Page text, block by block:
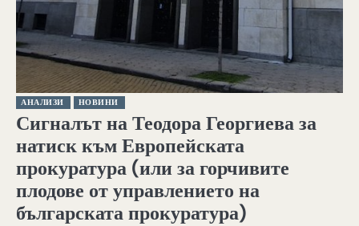
АНАЛИЗИ НОВИНИ
Сигналът на Теодора Георгиева за
натиск към Европейската
прокуратура (или за горчивите
плодове от управлението на
българската прокуратура)